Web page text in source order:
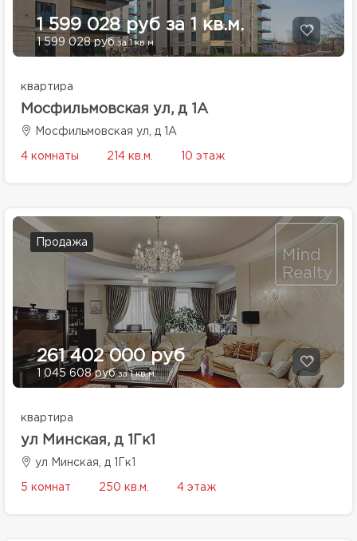
1 599 028 руб за 1 кв.м.
1 599 028 руб за 1 кв.м.
квартира
Мосфильмовская ул, д 1А
Мосфильмовская ул, д 1А
4 комнаты 214 кв.м. 10 этаж
Продажа
261 402 000 руб
1 045 608 рубза 1 кв.м.
квартира
ул Минская, д 1Гк1
ул Минская, д 1Гк1
5 комнат 250 кв.м. 4 этаж